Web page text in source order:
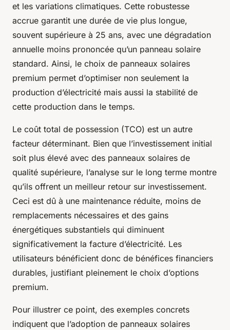
et les variations climatiques. Cette robustesse
accrue garantit une durée de vie plus longue,
souvent supérieure à 25 ans, avec une dégradation
annuelle moins prononcée qu’un panneau solaire
standard. Ainsi, le choix de panneaux solaires
premium permet d’optimiser non seulement la
production d’électricité mais aussi la stabilité de
cette production dans le temps.
Le coût total de possession (TCO) est un autre
facteur déterminant. Bien que l’investissement initial
soit plus élevé avec des panneaux solaires de
qualité supérieure, l’analyse sur le long terme montre
qu’ils offrent un meilleur retour sur investissement.
Ceci est dû à une maintenance réduite, moins de
remplacements nécessaires et des gains
énergétiques substantiels qui diminuent
significativement la facture d’électricité. Les
utilisateurs bénéficient donc de bénéfices financiers
durables, justifiant pleinement le choix d’options
premium.
Pour illustrer ce point, des exemples concrets
indiquent que l’adoption de panneaux solaires